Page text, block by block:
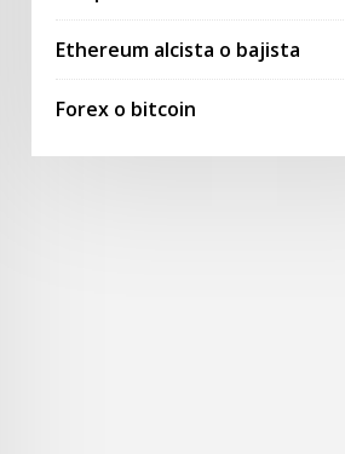
Ethereum alcista o bajista
Forex o bitcoin